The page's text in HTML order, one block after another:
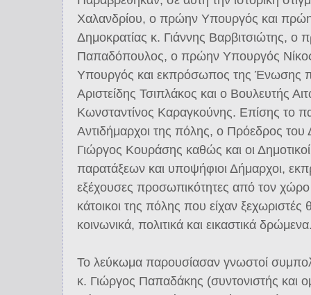
Χαλανδρίου, ο πρώην Υπουργός και
Δημοκρατίας κ. Γιάννης Βαρβιτσιώτης,
Παπαδόπουλος, ο πρώην Υπουργός
Υπουργός και εκπρόσωπος της Ένωσης
Αριστείδης Τσιπλάκος και ο Βουλευτής
Κωνσταντίνος Καραγκούνης. Επίσης το
Αντιδήμαρχοι της πόλης, ο Πρόεδρος του
Γιώργος Κουράσης καθώς και οι
παρατάξεων και υποψήφιοι Δήμαρχοι,
εξέχουσες προσωπικότητες από τον
κάτοικοι της πόλης που είχαν ξεχωριστές
κοινωνικά, πολιτικά και εικαστικά
Το λεύκωμα παρουσίασαν γνωστοί
κ. Γιώργος Παπαδάκης (συντονιστής και